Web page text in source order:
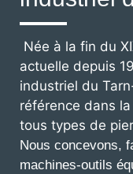
Née à la fin du
actuelle depuis
industriel du
référence dans
tous types de
Nous concevons,
machines-outils